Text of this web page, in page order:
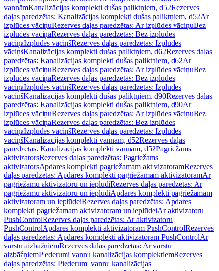
vannāmKanalizācijas komplekti dušas paliktņiem, d52Rezerves
daļas paredzētas: Kanalizācijas komplekti dušas paliktņiem, d52Ar
izplūdes vāciņuRezerves daļas paredzētas: Ar izplūdes vāciņuBez
izplūdes vāciņaRezerves daļas paredzētas: Bez izplūdes
vāciņaIzplūdes vāciņšRezerves daļas paredzētas: Izplūdes
vāciņšKanalizācijas komplekti dušas paliktņiem, d62Rezerves daļas
paredzētas: Kanalizācijas komplekti dušas paliktņiem, d62Ar
izplūdes vāciņuRezerves daļas paredzētas: Ar izplūdes vāciņuBez
izplūdes vāciņaRezerves daļas paredzētas: Bez izplūdes
vāciņaIzplūdes vāciņšRezerves daļas paredzētas: Izplūdes
vāciņšKanalizācijas komplekti dušas paliktņiem, d90Rezerves daļas
paredzētas: Kanalizācijas komplekti dušas paliktņiem, d90Ar
izplūdes vāciņuRezerves daļas paredzētas: Ar izplūdes vāciņuBez
izplūdes vāciņaRezerves daļas paredzētas: Bez izplūdes
vāciņaIzplūdes vāciņšRezerves daļas paredzētas: Izplūdes
vāciņšKanalizācijas komplekti vannām, d52Rezerves daļas
paredzētas: Kanalizācijas komplekti vannām, d52Pagriežams
aktivizatorsRezerves daļas paredzētas: Pagriežams
aktivizatorsApdares komplekti pagriežamam aktivizatoramRezerves
daļas paredzētas: Apdares komplekti pagriežamam aktivizatoramAr
pagriežamu aktivizatoru un ieplūdiRezerves daļas paredzētas: Ar
pagriežamu aktivizatoru un ieplūdiApdares komplekti pagriežamam
aktivizatoram un ieplūdeiRezerves daļas paredzētas: Apdares
komplekti pagriežamam aktivizatoram un ieplūdeiAr aktivizatoru
PushControlRezerves daļas paredzētas: Ar aktivizatoru
PushControlApdares komplekti aktivizatoram PushControlRezerves
daļas paredzētas: Apdares komplekti aktivizatoram PushControlAr
vārstu aizbāžņiemRezerves daļas paredzētas: Ar vārstu
aizbāžņiemPiederumi vannu kanalizācijas komplektiemRezerves
daļas paredzētas: Piederumi vannu kanalizācijas